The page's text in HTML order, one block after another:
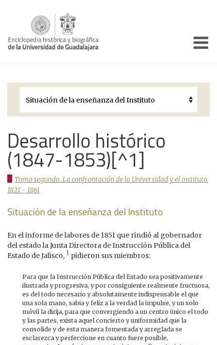
Períodos Históricos
Galería
Documentos institucionales
Desarrollo histórico
(1847-1853)[^1]
Tomo segundo. La confrontación de la Universidad y el instituto,
1821 - 1861
Situación de la enseñanza del Instituto
En el informe de labores de 1851 que rindió al gobernador
del estado la Junta Directora de Instrucción Pública del
Estado de Jalisco, 1 pidieron sus miembros:
Para que la Instrucción Pública del Estado sea positivamente
ilustrada y progresiva, y por consiguiente realmente fructuosa,
es del todo necesario y absolutamente indispensable el que
una sola mano, sabia y feliz a la verdad la impulse, y un solo
móvil la dirija, para que convergiendo a un centro único el todo
y las partes, exista aquel concierto y uniformidad que la
consolide y de esta manera fomentada y arreglada se
esclarezca y perfeccione en cuanto fuere posible,